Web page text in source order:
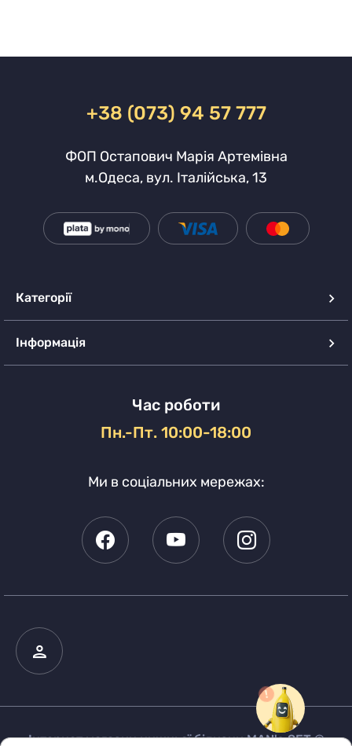
+38 (073) 94 57 777
ФОП Остапович Марія Артемівна
м.Одеса, вул. Італійська, 13
Категорії
Інформація
Час роботи
Пн.-Пт. 10:00-18:00
Ми в соціальних мережах:
Інтернет магазин нижньої білизни MAN's SET ©